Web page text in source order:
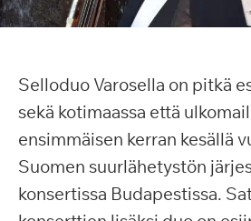
Selloduo Varosella on pitkä
sekä kotimaassa että
ensimmäisen kerran kesällä
Suomen suurlähetystön
konsertissa Budapestissa.